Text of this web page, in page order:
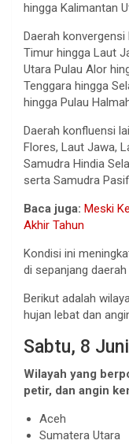
hingga Kalimantan
Daerah
Timur hingga Laut
Utara Pulau Alor
Tenggara hingga
hingga Pulau
Daerah konfluensi
Flores, Laut Jawa,
Samudra Hindia
serta Samudra
Baca juga: Meski
Akhir Tahun
Kondisi ini
di sepanjang
Berikut adalah
hujan lebat dan
Sabtu, 8
Wilayah yang
petir, dan angin
Aceh
Sumatera Utara